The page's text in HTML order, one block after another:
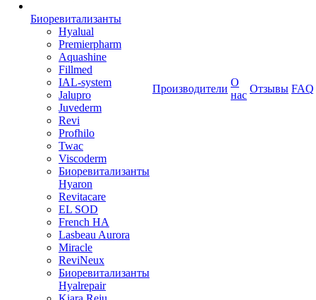
Биоревитализанты
Hyalual
Premierpharm
Aquashine
Fillmed
IAL-system
Jalupro
Juvederm
Revi
Profhilo
Twac
Viscoderm
Биоревитализанты
Hyaron
Revitacare
EL SOD
French HA
Lasbeau Aurora
Miracle
ReviNeux
Биоревитализанты
Hyalrepair
Производители
О
нас
Отзывы FAQ